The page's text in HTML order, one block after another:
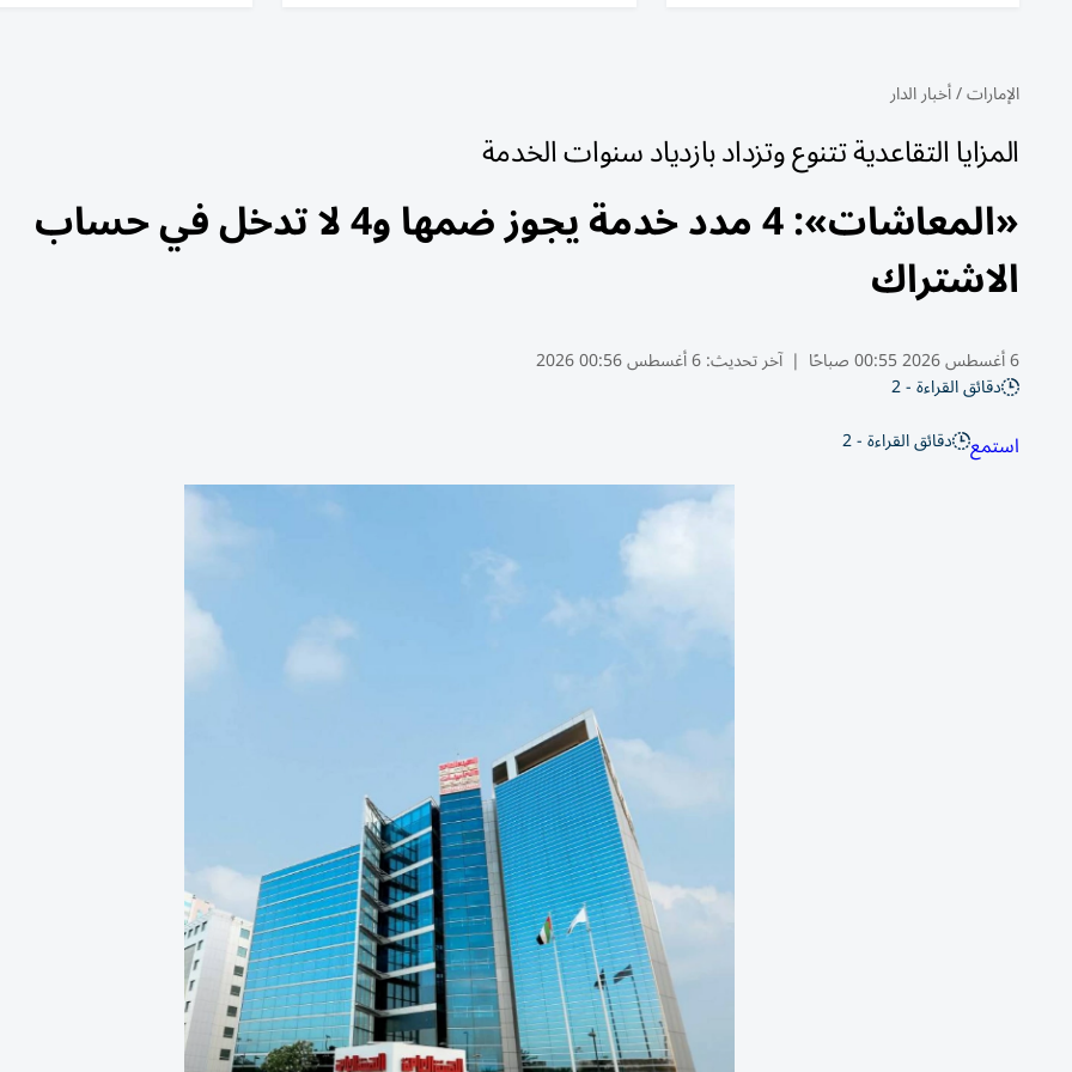
الإمارات/أخبار الدار
المزايا التقاعدية تتنوع وتزداد بازدياد سنوات الخدمة
«المعاشات»: 4 مدد خدمة يجوز ضمها و4 لا تدخل في حساب
الاشتراك
6 أغسطس 2026 00:55 صباحًا | آخر تحديث:6 أغسطس 00:56 2026
دقائق القراءة - 2
استمع دقائق القراءة - 2